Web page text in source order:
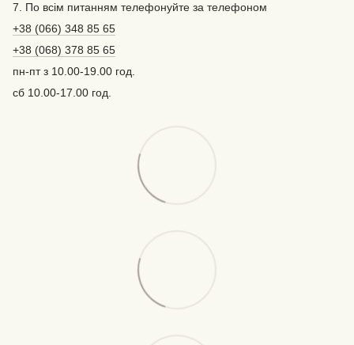
7. По всім питанням телефонуйте за телефоном
+38 (066) 348 85 65
+38 (068) 378 85 65
пн-пт з 10.00-19.00 год.
сб 10.00-17.00 год.